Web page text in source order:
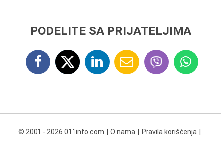
PODELITE SA PRIJATELJIMA
© 2001 - 2026 011info.com O nama Pravila korišćenja